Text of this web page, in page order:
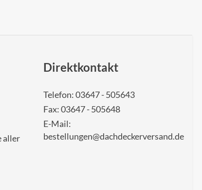
aller
Direktkontakt
Telefon: 03647 - 505643
Fax: 03647 - 505648
E-Mail:
bestellungen@dachdeckerversand.de